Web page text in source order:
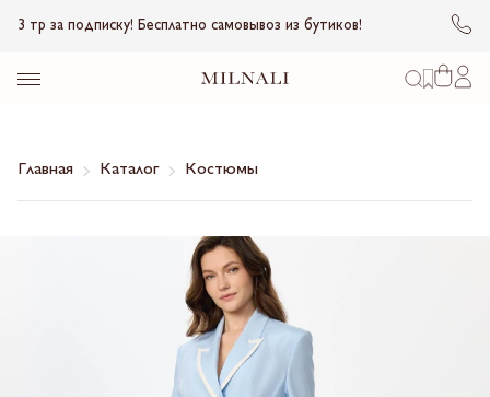
3 тр за подписку! Бесплатно самовывоз из бутиков!
Главная Каталог Костюмы